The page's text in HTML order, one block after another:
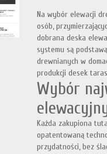
Na wybór elewacji
osób,
dobrana deska
systemu są
drewnianych w
produkcji desek
Wybór
Każda zakupiona
opatentowaną
przydatności, bez